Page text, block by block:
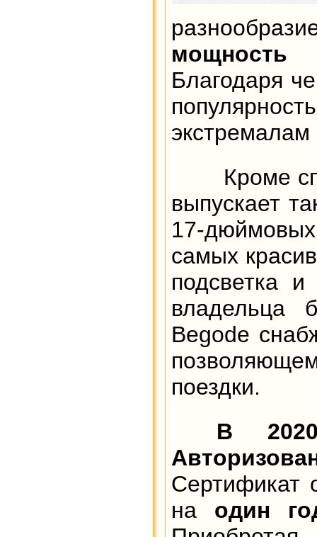
мощность
Благодаря
Кроме
выпускает
17-
самых
подсветка
владельца
Begode
поездки.
В
Сертификат
на один